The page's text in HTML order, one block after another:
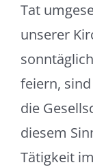
Tat
unserer
feiern,
die
diesem
Tätigkeit